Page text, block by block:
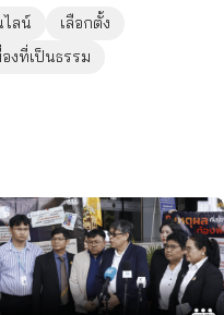
ไลน์
เลือกตั้ง
องที่เป็นธรรม